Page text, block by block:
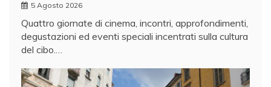
5 Agosto 2026
Quattro giornate di cinema, incontri, approfondimenti,
degustazioni ed eventi speciali incentrati sulla cultura
del cibo.…